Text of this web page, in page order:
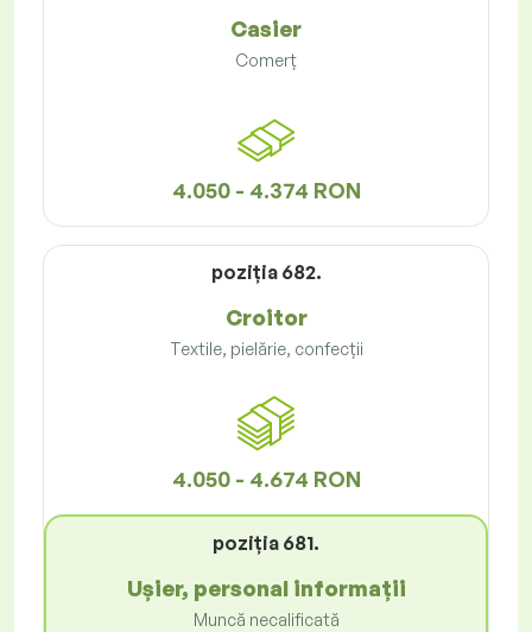
Casier
Comerț
4.050 - 4.374 RON
poziţia 682.
Croitor
Textile, pielărie, confecții
4.050 - 4.674 RON
poziţia 681.
Ușier, personal informații
Muncă necalificată